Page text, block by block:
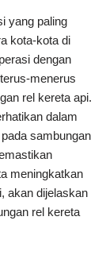
yang paling
kota-kota di
dengan
menerus
rel kereta api.
dalam
sambungan
meningkatkan
akan dijelaskan
rel kereta